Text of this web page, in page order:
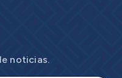
noticias.